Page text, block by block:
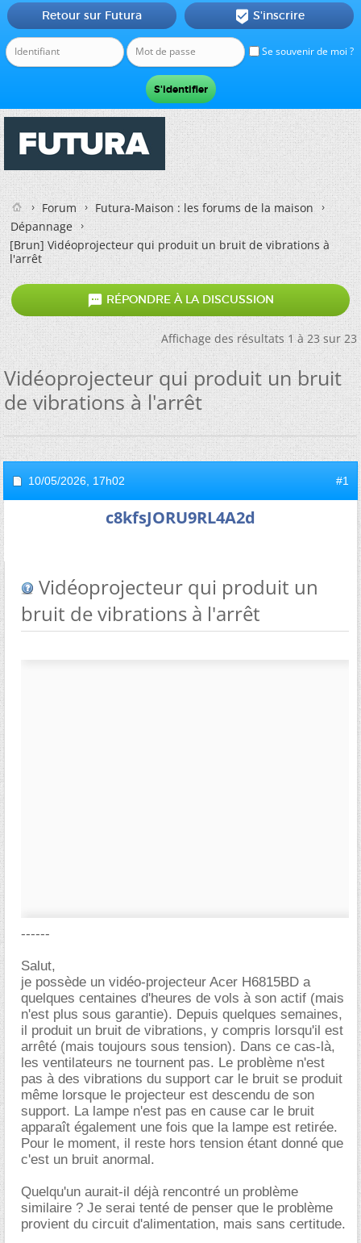
Se souvenir de moi ?
Retour sur Futura  S'inscrire
Forum
Futura-Maison : les forums de la maison
Dépannage
[Brun]Vidéoprojecteur qui produit un bruit de vibrations à
l'arrêt
 RÉPONDRE À LA DISCUSSION
Affichage des résultats 1 à 23 sur 23
Vidéoprojecteur qui produit un bruit
de vibrations à l'arrêt
10/05/2026, 17h02 #1
c8kfsJORU9RL4A2d
Vidéoprojecteur qui produit un
bruit de vibrations à l'arrêt
------
Salut,
je possède un vidéo-projecteur Acer H6815BD a
quelques centaines d'heures de vols à son actif (mais
n'est plus sous garantie). Depuis quelques semaines,
il produit un bruit de vibrations, y compris lorsqu'il est
arrêté (mais toujours sous tension). Dans ce cas-là,
les ventilateurs ne tournent pas. Le problème n'est
pas à des vibrations du support car le bruit se produit
même lorsque le projecteur est descendu de son
support. La lampe n'est pas en cause car le bruit
apparaît également une fois que la lampe est retirée.
Pour le moment, il reste hors tension étant donné que
c'est un bruit anormal.
Quelqu'un aurait-il déjà rencontré un problème
similaire ? Je serai tenté de penser que le problème
provient du circuit d'alimentation, mais sans certitude.